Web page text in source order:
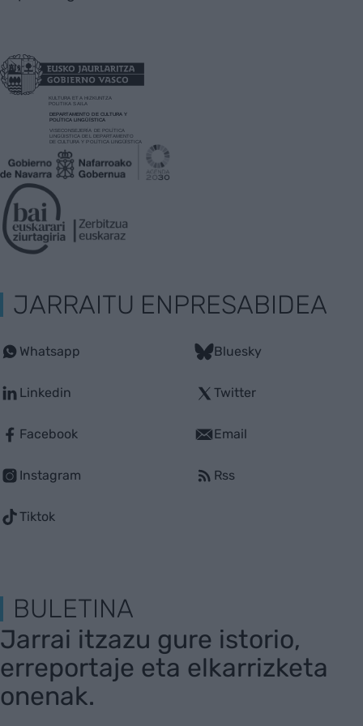
JARRAITU ENPRESABIDEA
Whatsapp
Linkedin
Facebook
Instagram
Tiktok
Bluesky
Twitter
Email
Rss
BULETINA
Jarrai itzazu gure istorio,
erreportaje eta elkarrizketa
onenak.